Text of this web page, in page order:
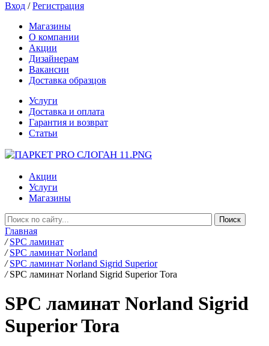
Вход /Регистрация
Магазины
О компании
Акции
Дизайнерам
Вакансии
Доставка образцов
Услуги
Доставка и оплата
Гарантия и возврат
Статьи
Акции
Услуги
Магазины
Главная
/ SPC ламинат
/ SPC ламинат Norland
/ SPC ламинат Norland Sigrid Superior
/ SPC ламинат Norland Sigrid Superior Tora
SPC ламинат Norland Sigrid
Superior Tora